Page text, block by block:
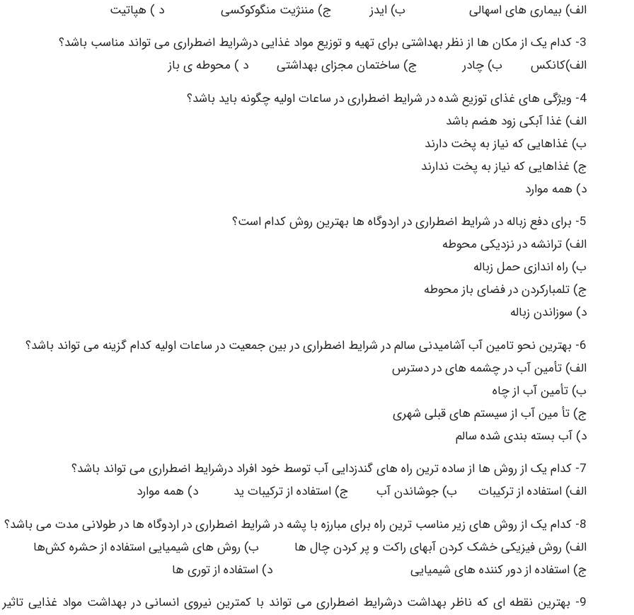
الف) بیماری های اسهالی ب) ایدز ج) مننژیت منگوکوکسی د ) هپاتیت
3- کدام یک از مکان ها از نظر بهداشتی برای تهیه و توزیع مواد غذایی درشرایط اضطراری می تواند مناسب باشد؟
الف)کانکس ب) چادر ج) ساختمان مجزای بهداشتی د ) محوطه ی باز
4- ویژگی های غذای توزیع شده در شرایط اضطراری در ساعات اولیه چگونه باید باشد؟
الف) غذا آبکی زود هضم باشد
ب) غذاهایی که نیاز به پخت دارند
ج) غذاهایی که نیاز به پخت ندارند
د) همه موارد
5- برای دفع زباله در شرایط اضطراری در اردوگاه ها بهترین روش کدام است؟
الف) ترانشه در نزدیکی محوطه
ب) راه اندازی حمل زباله
ج) تلمبارکردن در فضای باز محوطه
د) سوزاندن زباله
6- بهترین نحو تامین آب آشامیدنی سالم در شرایط اضطراری در بین جمعیت در ساعات اولیه کدام گزینه می تواند باشد؟
الف) تأمین آب در چشمه های در دسترس
ب) تأمین آب از چاه
ج) تأ مین آب از سیستم های قبلی شهری
د) آب بسته بندی شده سالم
7- کدام یک از روش ها از ساده ترین راه های گندزدایی آب توسط خود افراد درشرایط اضطراری می تواند باشد؟
الف) استفاده از ترکیبات ب) جوشاندن آب ج) استفاده از ترکیبات ید د) همه موارد
8- کدام یک از روش های زیر مناسب ترین راه برای مبارزه با پشه در شرایط اضطراری در اردوگاه ها در طولانی مدت می باشد؟
الف) روش فیزیکی خشک کردن آبهای راکت و پر کردن چال ها ب) روش های شیمیایی استفاده از حشره کش‌ها
ج) استفاده از دور کننده های شیمیایی د) استفاده از توری ها
9- بهترین نقطه ای که ناظر بهداشت درشرایط اضطراری می تواند با کمترین نیروی انسانی در بهداشت مواد غذایی تاثیر